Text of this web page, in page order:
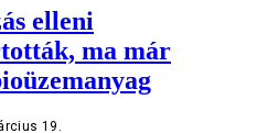
elleni
ma már
19.